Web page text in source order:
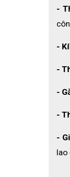
-
-
-
-
-
-
lao